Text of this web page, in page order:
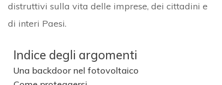
distruttivi sulla vita delle imprese, dei cittadini e
di interi Paesi.
Indice degli argomenti
Una backdoor nel fotovoltaico